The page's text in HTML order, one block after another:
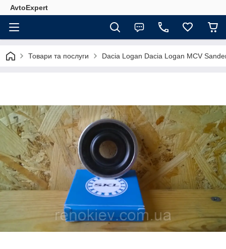
AvtoExpert
Товари та послуги Dacia Logan Dacia Logan MCV